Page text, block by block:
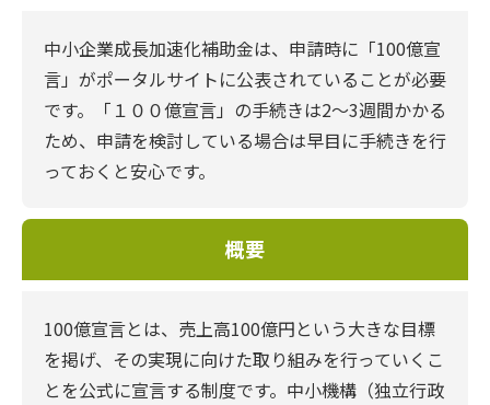
中小企業成長加速化補助金は、申請時に「100億宣
言」がポータルサイトに公表されていることが必要
です。「１００億宣言」の手続きは2〜3週間かかる
ため、申請を検討している場合は早目に手続きを行
っておくと安心です。
概要
100億宣言とは、売上高100億円という大きな目標
を掲げ、その実現に向けた取り組みを行っていくこ
とを公式に宣言する制度です。中小機構（独立行政